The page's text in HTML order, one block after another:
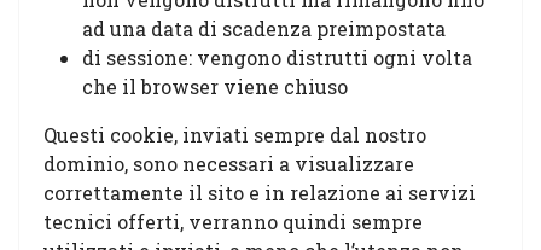
ad una data di scadenza preimpostata
di sessione: vengono distrutti ogni volta
che il browser viene chiuso
Questi cookie, inviati sempre dal nostro
dominio, sono necessari a visualizzare
correttamente il sito e in relazione ai servizi
tecnici offerti, verranno quindi sempre